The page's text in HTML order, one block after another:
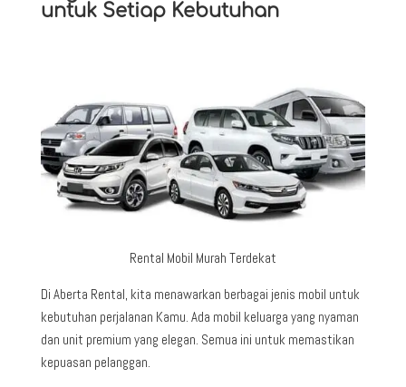
untuk Setiap Kebutuhan
Rental Mobil Murah Terdekat
Di Aberta Rental, kita menawarkan berbagai jenis mobil untuk
kebutuhan perjalanan Kamu. Ada mobil keluarga yang nyaman
dan unit premium yang elegan. Semua ini untuk memastikan
kepuasan pelanggan.